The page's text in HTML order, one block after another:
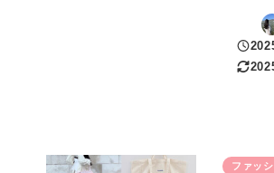
投稿日
更新日
ファッ